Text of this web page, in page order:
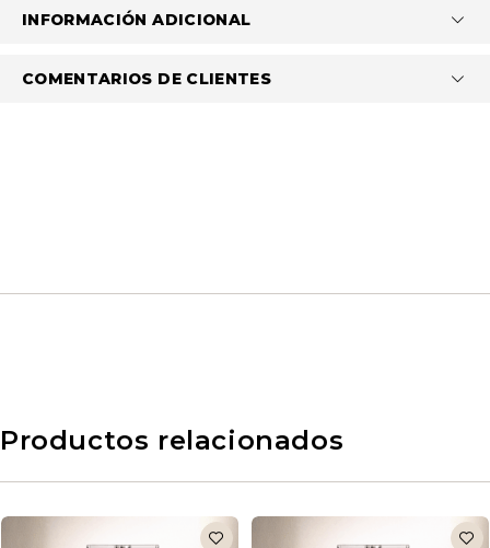
INFORMACIÓN ADICIONAL
COMENTARIOS DE CLIENTES
Productos relacionados